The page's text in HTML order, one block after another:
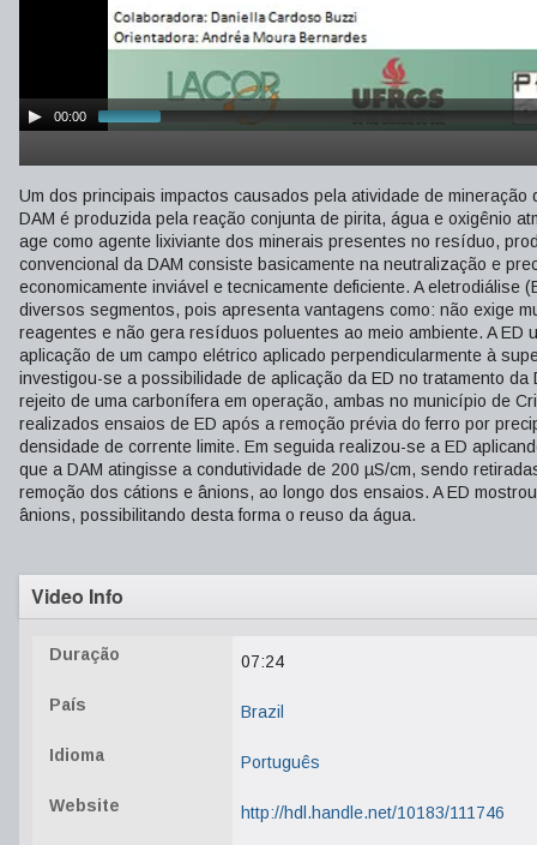
00:00
Um dos principais impactos causados pela atividade de
DAM é produzida pela reação conjunta de pirita, água e oxigênio
age como agente lixiviante dos minerais presentes no resíduo,
convencional da DAM consiste basicamente na neutralização e
economicamente inviável e tecnicamente deficiente. A
diversos segmentos, pois apresenta vantagens como: não exige
reagentes e não gera resíduos poluentes ao meio ambiente. A
aplicação de um campo elétrico aplicado perpendicularmente à
investigou-se a possibilidade de aplicação da ED no tratamento
rejeito de uma carbonífera em operação, ambas no município de
realizados ensaios de ED após a remoção prévia do ferro por
densidade de corrente limite. Em seguida realizou-se a ED
que a DAM atingisse a condutividade de 200 µS/cm, sendo
remoção dos cátions e ânions, ao longo dos ensaios. A ED
ânions, possibilitando desta forma o reuso da água.
Video Info
Duração 07:24
País Brazil
Idioma Português
Website http://hdl.handle.net/10183/111746